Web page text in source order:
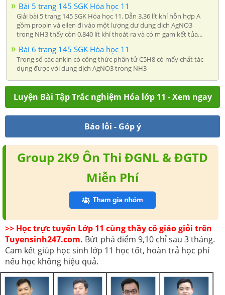
Bài 5 trang 145 SGK Hóa học 11
Giải bài 5 trang 145 SGK Hóa học 11. Dẫn 3,36 lít khí hỗn hợp A
gồm propin và eilen đi vào một lượng dư dung dịch AgNO3
trong NH3 thấy còn 0,840 lít khí thoát ra và có m gam kết tủa...
Bài 6 trang 145 SGK Hóa học 11
Trong số các ankin có công thức phân tử C5H8 có mấy chất tác
dụng được với dung dịch AgNO3 trong NH3
Luyện Bài Tập Trắc nghiệm Hóa lớp 11 - Xem ngay
Báo lỗi - Góp ý
Group 2K9 Ôn Thi ĐGNL & ĐGTD
Miễn Phí
>> Học trực tuyến Lớp 11 cùng thầy cô giáo giỏi trên
Tuyensinh247.com. Bứt phá điểm 9,10 chỉ sau 3 tháng.
Cam kết giúp học sinh lớp 11 học tốt, hoàn trả học phí
nếu học không hiệu quả.